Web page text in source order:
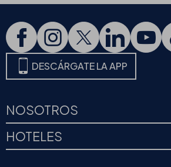
DESCÁRGATE LA APP
NOSOTROS
HOTELES